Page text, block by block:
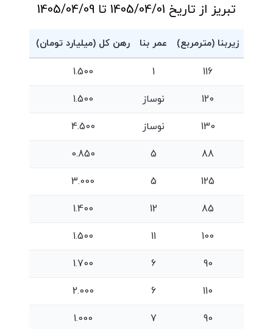
تبریز از تاریخ 1405/04/01 تا 1405/04/09
زیربنا (مترمربع) عمر بنا رهن کل (میلیارد تومان)
116
1
1.500
120 نوساز 1.500
130 نوساز 4.500
88
5
0.850
125
5
3.000
85
12
1.400
100
11
1.500
90
6
1.700
110
6
2.000
90
7
1.000